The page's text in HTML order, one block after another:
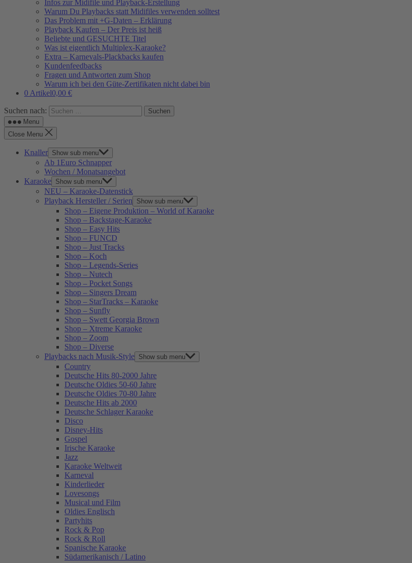
Infos zur Midifile und Playback-Erstellung
Warum Du Playbacks statt Midifiles verwenden solltest
Das Problem mit +G-Daten – Erklärung
Playback Kaufen – Der Preis ist heiß
Beliebte und GESUCHTE Titel
Was ist eigentlich Multiplex-Karaoke?
Extra – Karnevals-Plackbacks kaufen
Kundenfeedbacks
Fragen und Antworten zum Shop
Warum ich bei den Güte-Zertifikaten nicht dabei bin
0 Artikel0,00 €
Suchen nach:
Menu
Close Menu
Knaller Show sub menu
Ab 1Euro Schnapper
Wochen / Monatsangebot
Karaoke Show sub menu
NEU – Karaoke-Datenstick
Playback Hersteller / Serien
Show sub menu
Shop – Eigene Produktion – World of Karaoke
Shop – Backstage-Karaoke
Shop – Easy Hits
Shop – FUNCD
Shop – Just Tracks
Shop – Koch
Shop – Legends-Series
Shop – Nutech
Shop – Pocket Songs
Shop – Singers Dream
Shop – StarTracks – Karaoke
Shop – Sunfly
Shop – Swett Georgia Brown
Shop – Xtreme Karaoke
Shop – Zoom
Shop – Diverse
Playbacks nach Musik-Style Show sub menu
Country
Deutsche Hits 80-2000 Jahre
Deutsche Oldies 50-60 Jahre
Deutsche Oldies 70-80 Jahre
Deutsche Hits ab 2000
Deutsche Schlager Karaoke
Disco
Disney-Hits
Gospel
Irische Karaoke
Jazz
Karaoke Weltweit
Karneval
Kinderlieder
Lovesongs
Musical und Film
Oldies Englisch
Partyhits
Rock & Pop
Rock & Roll
Spanische Karaoke
Südamerikanisch / Latino